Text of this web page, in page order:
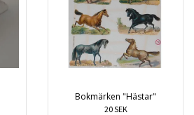
Bokmärken "Hästar"
20 SEK